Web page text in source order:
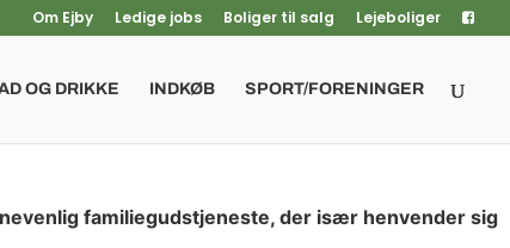
Om Ejby Ledige jobs Boliger til salg Lejeboliger
OG DRIKKE INDKØB SPORT/FORENINGER
familiegudstjeneste, der især henvender sig